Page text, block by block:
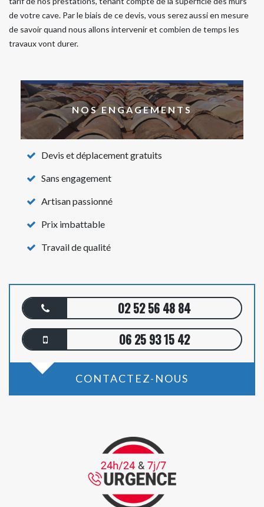
de votre cave. Par le biais de ce devis, vous serez aussi en mesure
de savoir quand nous allons intervenir et combien de temps les
travaux vont durer.
NOS ENGAGEMENTS
Devis et déplacement gratuits
Sans engagement
Artisan passionné
Prix imbattable
Travail de qualité
02 52 56 48 84
06 25 93 15 42
CONTACTEZ-NOUS